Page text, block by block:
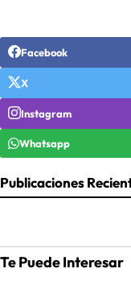
Facebook
X
Instagram
Whatsapp
Publicaciones
Te Puede Interesar